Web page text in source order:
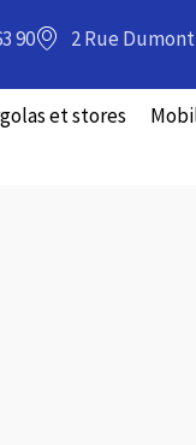
90 2 Rue
et stores